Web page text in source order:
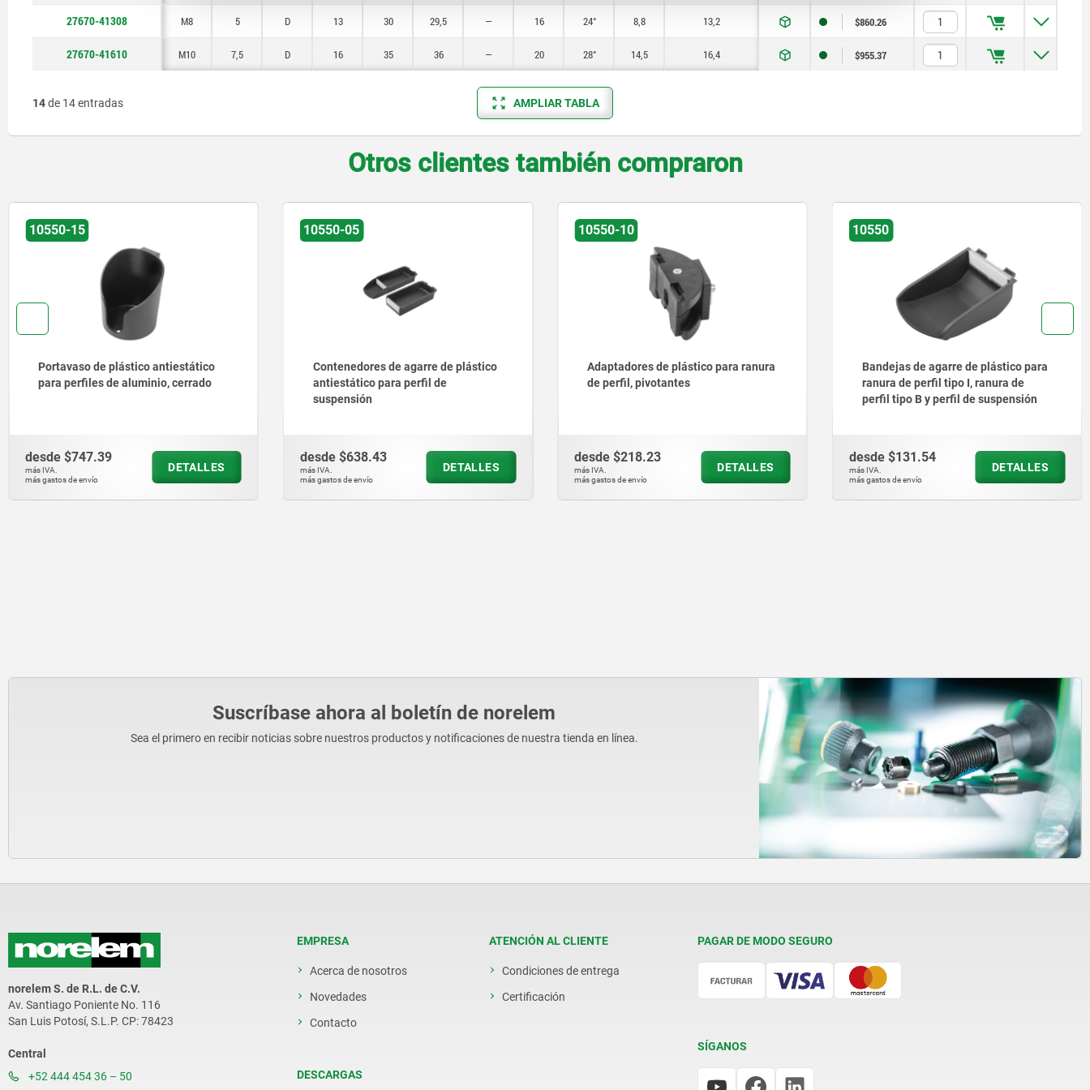
27670-41308 M8 5 D 13 30 29,5 — 16 24° 8,8 13,2 $860.26
27670-41610 M10 7,5 D 16 35 36 — 20 28° 14,5 16,4 $955.37
14de 14 entradas AMPLIAR TABLA
Otros clientes también compraron
10550-05
Contenedores de agarre de plástico
antiestático para perfil de
desde $638.43
más IVA.
más gastos de envío
DETALLES
10550-10
Adaptadores de plástico para ranura
de perfil, pivotantes
desde $218.23
más IVA.
más gastos de envío
DETALLES
10550
Bandejas de agarre de plástico para
ranura de perfil tipo I, ranura de
desde $131.54
más IVA.
más gastos de envío
DETALLES
27796
Pies regulables con hexágono
desde $9.94
más IVA.
más gastos de envío
DETALLES
Suscríbase ahora al boletín de norelem
Sea el primero en recibir noticias sobre nuestros productos y notificaciones de nuestra tienda en línea.
norelem S. de R.L. de C.V.
Av. Santiago Poniente No. 116
San Luis Potosí, S.L.P. CP: 78423
Central
+52 444 454 36 – 50
EMPRESA
Acerca de nosotros
Novedades
Contacto
DESCARGAS
ATENCIÓN AL CLIENTE
Condiciones de entrega
Certificación
PAGAR DE MODO SEGURO
SÍGANOS